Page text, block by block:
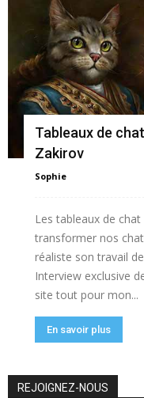
Tableaux de
Zakirov
Sophie
Les tableaux de
transformer nos
réaliste son travail
Interview exclusive
site tout pour mon...
En savoir plus
REJOIGNEZ-NOUS